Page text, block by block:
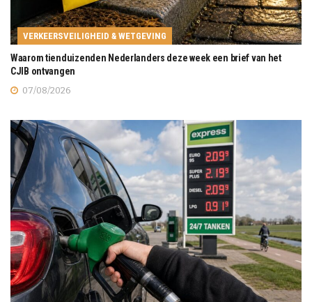
VERKEERSVEILIGHEID & WETGEVING
Waarom tienduizenden Nederlanders deze week een brief van het
CJIB ontvangen
07/08/2026